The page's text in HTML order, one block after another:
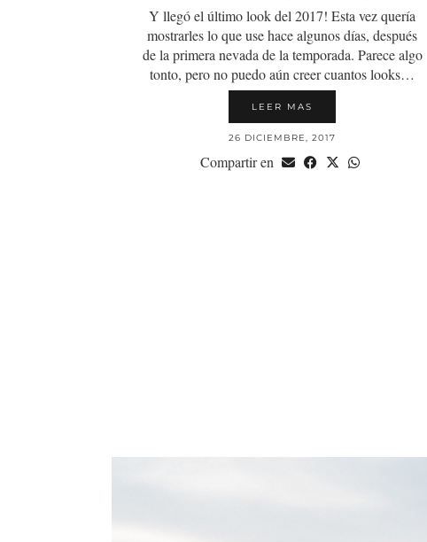
Y llegó el último look del 2017! Esta vez quería
mostrarles lo que use hace algunos días, después
de la primera nevada de la temporada. Parece algo
tonto, pero no puedo aún creer cuantos looks…
LEER MAS
26 DICIEMBRE, 2017
Compartir en